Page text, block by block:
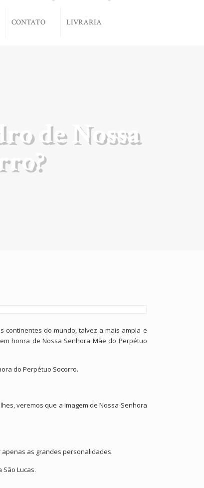
CONTATO LIVRARIA
de Nossa
continentes do mundo, talvez a mais ampla e
honra de Nossa Senhora Mãe do Perpétuo
do Perpétuo Socorro.
veremos que a imagem de Nossa Senhora
as grandes personalidades.
Lucas.